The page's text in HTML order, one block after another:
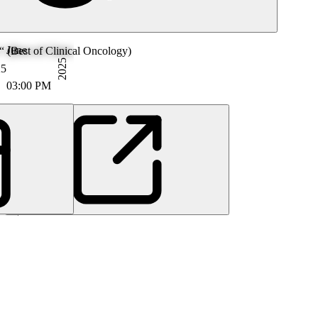
June
03:00 PM
2025
(Best of Clinical Oncology)